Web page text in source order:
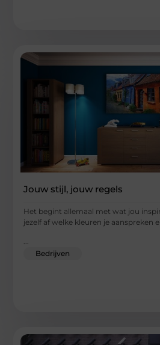
Jouw stijl, jouw regels
Het begint allemaal met wat jou
jezelf af welke kleuren je aanspreken
...
Bedrijven